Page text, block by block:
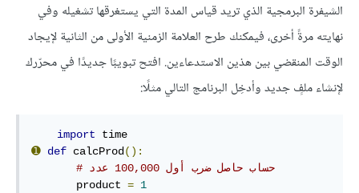
الشيفرة البرمجية الذي تريد قياس المدة التي يستغرقها تشغيله وفي
نهايته مرةً أخرى، فيمكنك طرح العلامة الزمنية الأولى من الثانية لإيجاد
الوقت المنقضي بين هذين الاستدعاءين. افتح تبويبًا جديدًا في محرّرك
لإنشاء ملفٍ جديد وأدخِل البرنامج التالي مثلًا:
import
➊ def calcProd ():
# حساب حاصل ضرب أول 100,000 عدد
       product
= 1